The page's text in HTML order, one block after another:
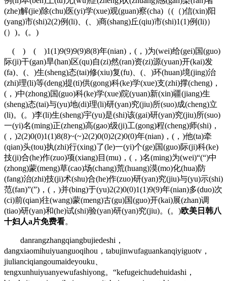
(zhe)解(jie)除(chu)医(yi)学(xue)观(guan)察(cha)（(（)信(xin)阳
(yang)市(shi)2(2)例(li)、(、)商(shang)丘(qiu)市(shi)1(1)例(li)）
(）)。(。)
( ) ( )1(1)9(9)9(9)8(8)年(nian)，(，)为(wei)给(gei)国(guo)
际(ji)干(gan)旱(han)区(qu)自(zi)然(ran)资(zi)源(yuan)开(kai)发
(fa)、(、)生(sheng)态(tai)修(xiu)复(fu)、(、)环(huan)境(jing)治
(zhi)理(li)等(deng)提(ti)供(gong)科(ke)学(xue)支(zhi)撑(cheng)，
(，)中(zhong)国(guo)科(ke)学(xue)院(yuan)新(xin)疆(jiang)生
(sheng)态(tai)与(yu)地(di)理(li)研(yan)究(jiu)所(suo)成(cheng)立
(li)。(。)李(li)生(sheng)宇(yu)是(shi)该(gai)研(yan)究(jiu)所(suo)
一(yi)名(ming)正(zheng)高(gao)级(ji)工(gong)程(cheng)师(shi)，
(，)2(2)0(0)1(1)8(8)~(~)2(2)0(0)2(2)0(0)年(nian)，(，)他(ta)牵
(qian)头(tou)执(zhi)行(xing)了(le)一(yi)个(ge)国(guo)际(ji)科(ke)
技(ji)合(he)作(zuo)项(xiang)目(mu)，(，)名(ming)为(wei)“(“)中
(zhong)蒙(meng)草(cao)场(chang)荒(huang)漠(mo)化(hua)防
(fang)治(zhi)技(ji)术(shu)合(he)作(zuo)研(yan)究(jiu)与(yu)示(shi)
范(fan)”(”)，(，)并(bing)于(yu)2(2)0(0)1(1)9(9)年(nian)多(duo)次
(ci)前(qian)往(wang)蒙(meng)古(gu)国(guo)开(kai)展(zhan)调
(tiao)研(yan)和(he)试(shi)验(yan)研(yan)究(jiu)。(。)欧美日韩八
十妇人a片免费看。
danrangzhangqiangbujiedeshi，
dangxiaomihuiyuanguoqihou，tabujinwufaguankanqiyiguotv，
jiulianciqiangoumaideyouku、
tengxunhuiyuanyewufashiyong。“kefugeichudehuidashi，